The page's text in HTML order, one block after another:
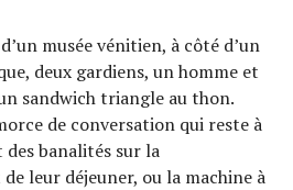
musée vénitien, à côté d’un
deux gardiens, un homme et
sandwich triangle au thon.
de conversation qui reste à
banalités sur la
leur déjeuner, ou la machine à